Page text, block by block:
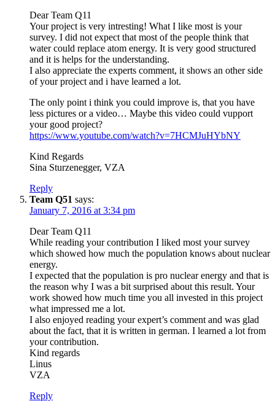
Dear Team Q11
Your project is very intresting! What I like most is your
survey. I did not expect that most of the people think that
water could replace atom energy. It is very good structured
and it is helps for the understanding.
I also appreciate the experts comment, it shows an other side
of your project and i have learned a lot.
The only point i think you could improve is, that you have
less pictures or a video… Maybe this video could vupport
your good project?
https://www.youtube.com/watch?v=7HCMJuHYbNY
Kind Regards
Sina Sturzenegger, VZA
Reply
Team Q51 says:
January 7, 2016 at 3:34 pm
Dear Team Q11
While reading your contribution I liked most your survey
which showed how much the population knows about nuclear
energy.
I expected that the population is pro nuclear energy and that is
the reason why I was a bit surprised about this result. Your
work showed how much time you all invested in this project
what impressed me a lot.
I also enjoyed reading your expert’s comment and was glad
about the fact, that it is written in german. I learned a lot from
your contribution.
Kind regards
Linus
VZA
Reply